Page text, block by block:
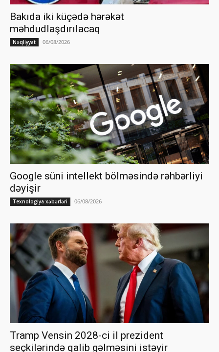
Bakıda iki küçədə hərəkət
məhdudlaşdırılacaq
Nəqliyyat 06/08/2026
Google süni intellekt bölməsində rəhbərliyi
dəyişir
Texnologiya xəbərləri 06/08/2026
Tramp Vensin 2028-ci il prezident
seçkilərində qalib gəlməsini istəyir